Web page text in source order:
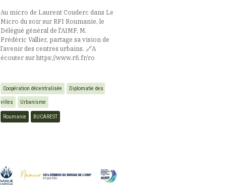
Au micro de Laurent Couderc dans Le
Micro du soir sur RFI Roumanie, le
Délégué général de l'AIMF, M.
Frédéric Vallier, partage sa vision de
l’avenir des centres urbains. 🔗​A
écouter sur https://www.rfi.fr/ro
Coopération décentralisée Diplomatie des
villes Urbanisme
Roumanie BUCAREST